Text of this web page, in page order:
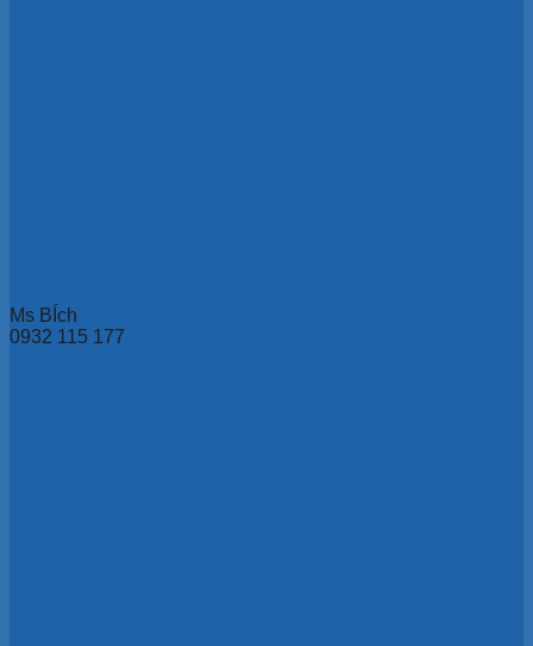
Ms BÍch
0932 115 177